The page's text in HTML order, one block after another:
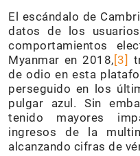
El escándalo de
datos de los
comportamientos
Myanmar en 2018,[3]
de odio en esta
perseguido en los
pulgar azul. Sin
tenido mayores
ingresos de la
alcanzando cifras de